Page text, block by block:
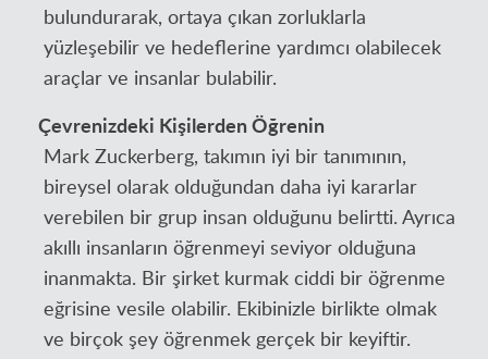
bulundurarak, ortaya çıkan zorluklarla
yüzleşebilir ve hedeflerine yardımcı olabilecek
araçlar ve insanlar bulabilir.
Çevrenizdeki Kişilerden Öğrenin
Mark Zuckerberg, takımın iyi bir tanımının,
bireysel olarak olduğundan daha iyi kararlar
verebilen bir grup insan olduğunu belirtti. Ayrıca
akıllı insanların öğrenmeyi seviyor olduğuna
inanmakta. Bir şirket kurmak ciddi bir öğrenme
eğrisine vesile olabilir. Ekibinizle birlikte olmak
ve birçok şey öğrenmek gerçek bir keyiftir.